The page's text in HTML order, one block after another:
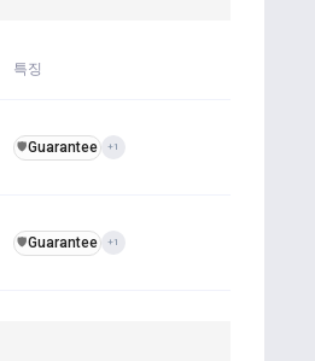
특징
️🛡️Guarantee +1
️🛡️Guarantee +1